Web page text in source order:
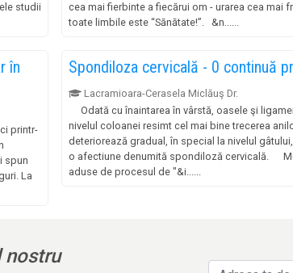
studii
cea mai fierbinte a fiecărui om - urarea cea mai
toate limbile este “Sănătate!”. &n......
în
printr-
spun
La
Spondiloza cervicală - 0 continuă
Lacramioara-Cerasela Miclăuş Dr.
Odată cu înaintarea în vârstă, oasele şi
nivelul coloanei resimt cel mai bine trecerea
deteriorează gradual, în special la nivelul
o afectiune denumită spondiloză cervicală.
aduse de procesul de "&i......
nostru